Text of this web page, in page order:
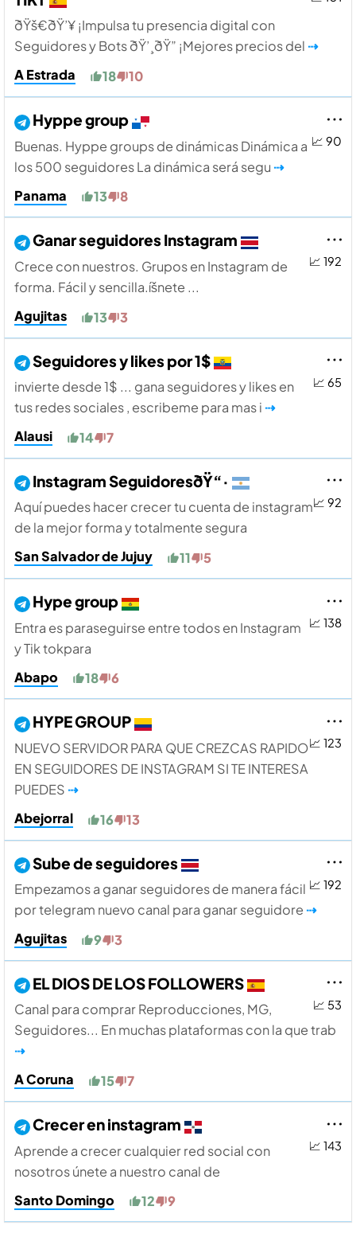
ðŸš€ðŸ’¥ ¡Impulsa tu presencia digital con
Seguidores y Bots ðŸ’¸ðŸ” ¡Mejores precios del ⇢
A Estrada
18 10
📈 90
Hyppe group
Buenas. Hyppe groups de dinámicas Dinámica a
los 500 seguidores La dinámica será segu ⇢
Panama
13 8
📈 192
Ganar seguidores Instagram
Crece con nuestros. Grupos en Instagram de
forma. Fácil y sencilla.íšnete ...
Agujitas
13 3
📈 65
Seguidores y likes por 1$
invierte desde 1$ ... gana seguidores y likes en
tus redes sociales , escribeme para mas i ⇢
Alausi
14 7
📈 92
Instagram SeguidoresðŸ“·
Aquí­ puedes hacer crecer tu cuenta de instagram
de la mejor forma y totalmente segura
San Salvador de Jujuy
11 5
📈 138
Hype group
Entra es paraseguirse entre todos en Instagram
y Tik tokpara
Abapo
18 6
📈 123
HYPE GROUP
NUEVO SERVIDOR PARA QUE CREZCAS RAPIDO
EN SEGUIDORES DE INSTAGRAM SI TE INTERESA
PUEDES ⇢
Abejorral
16 13
📈 192
Sube de seguidores
Empezamos a ganar seguidores de manera fácil
por telegram nuevo canal para ganar seguidore ⇢
Agujitas
9 3
📈 53
EL DIOS DE LOS FOLLOWERS
Canal para comprar Reproducciones, MG,
Seguidores... En muchas plataformas con la que trab
⇢
A Coruna
15 7
📈 143
Crecer en instagram
Aprende a crecer cualquier red social con
nosotros únete a nuestro canal de
Santo Domingo
12 9